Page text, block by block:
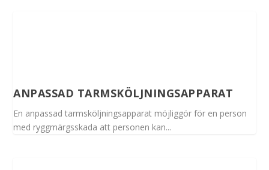
ANPASSAD TARMSKÖLJNINGSAPPARAT
En anpassad tarmsköljningsapparat möjliggör för en person
med ryggmärgsskada att personen kan...